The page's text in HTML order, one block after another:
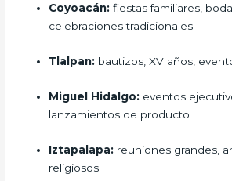
Coyoacán: fiestas familiares,
celebraciones tradicionales
Tlalpan: bautizos, XV años,
Miguel Hidalgo: eventos
lanzamientos de producto
Iztapalapa: reuniones grandes,
religiosos